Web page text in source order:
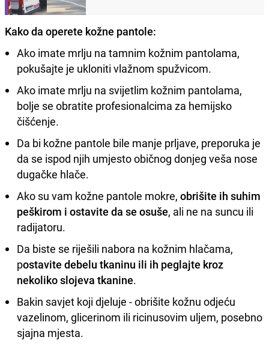
Kako da operete kožne pantole:
Ako imate mrlju na tamnim kožnim pantolama,
pokušajte je ukloniti vlažnom spužvicom.
Ako imate mrlju na svijetlim kožnim pantolama,
bolje se obratite profesionalcima za hemijsko
čišćenje.
Da bi kožne pantole bile manje prljave, preporuka je
da se ispod njih umjesto običnog donjeg veša nose
dugačke hlače.
Ako su vam kožne pantole mokre, obrišite ih suhim
peškirom i ostavite da se osuše, ali ne na suncu ili
radijatoru.
Da biste se riješili nabora na kožnim hlačama,
postavite debelu tkaninu ili ih peglajte kroz
nekoliko slojeva tkanine.
Bakin savjet koji djeluje - obrišite kožnu odjeću
vazelinom, glicerinom ili ricinusovim uljem, posebno
sjajna mjesta.